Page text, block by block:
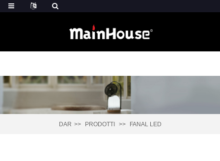
DAR PRODOTTI FANAL LED